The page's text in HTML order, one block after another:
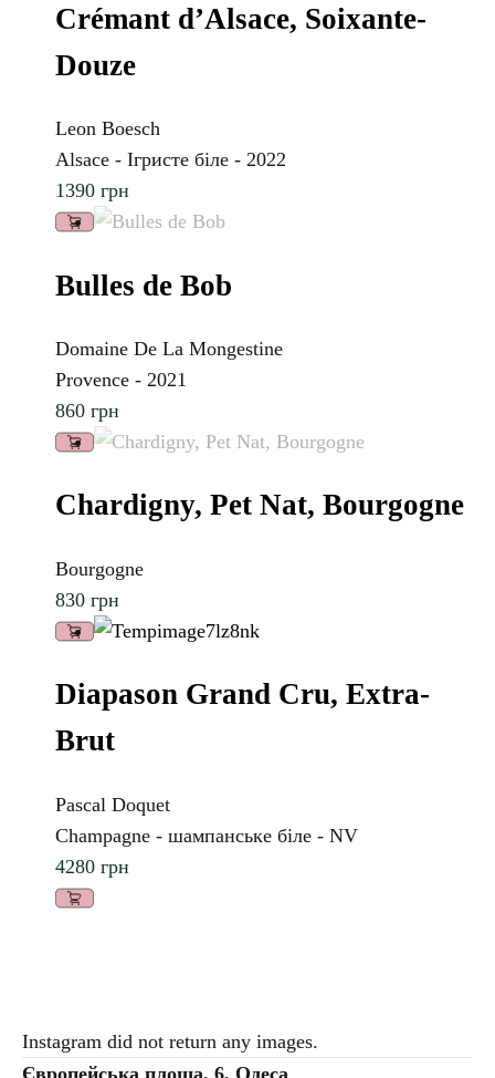
Crémant d’Alsace, Soixante-
Douze
Leon Boesch
Alsace - Ігристе біле - 2022
1390 грн
Bulles de Bob
Domaine De La Mongestine
Provence - 2021
860 грн
Chardigny, Pet Nat, Bourgogne
Bourgogne
830 грн
Diapason Grand Cru, Extra-
Brut
Pascal Doquet
Champagne - шампанське біле - NV
4280 грн
Instagram did not return any images.
Європейська площа, 6, Одеса